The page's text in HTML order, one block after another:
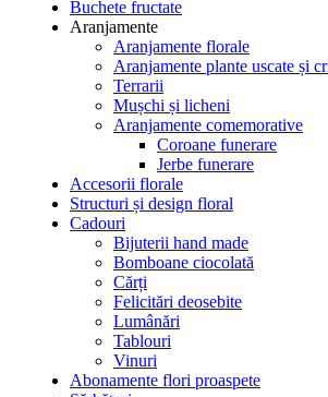
Buchete fructate
Aranjamente
Aranjamente florale
Aranjamente plante uscate și
Terrarii
Mușchi și licheni
Aranjamente comemorative
Coroane funerare
Jerbe funerare
Accesorii florale
Structuri și design floral
Cadouri
Bijuterii hand made
Bomboane ciocolată
Cărți
Felicitări deosebite
Lumânări
Tablouri
Vinuri
Abonamente flori proaspete